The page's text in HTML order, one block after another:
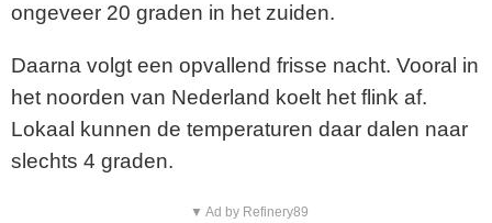
ongeveer 20 graden in het zuiden.
Daarna volgt een opvallend frisse nacht. Vooral in
het noorden van Nederland koelt het flink af.
Lokaal kunnen de temperaturen daar dalen naar
slechts 4 graden.
▼ Ad by Refinery89